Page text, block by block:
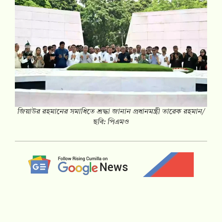
জিয়াউর রহমানের সমাধিতে শ্রদ্ধা জানান প্রধানমন্ত্রী তারেক রহমান/
ছবি: পিএমও